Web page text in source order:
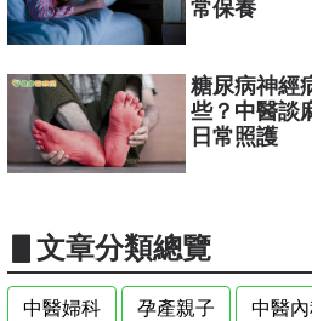
常保養
糖尿病神經
些？中醫談
日常照護
▋文章分類總覽
中醫婦科 孕產親子 中醫